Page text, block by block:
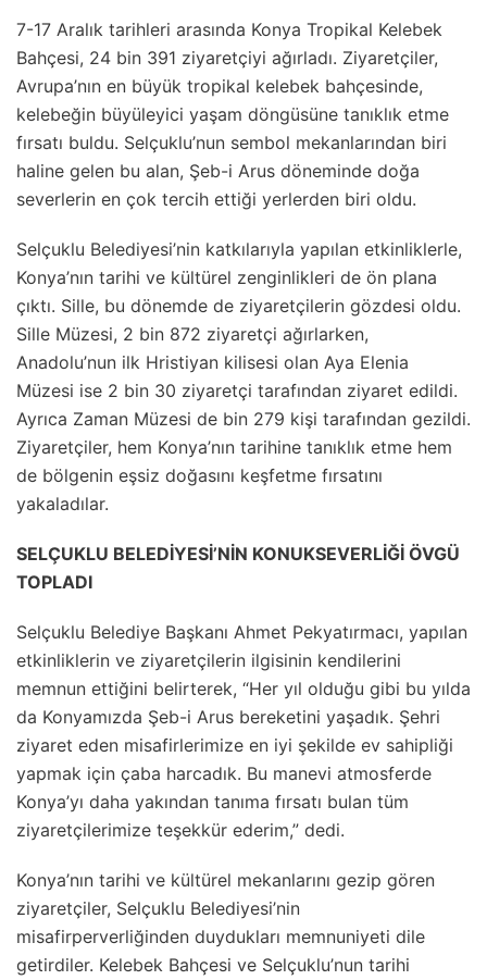
7-17 Aralık tarihleri arasında Konya Tropikal Kelebek
Bahçesi, 24 bin 391 ziyaretçiyi ağırladı. Ziyaretçiler,
Avrupa’nın en büyük tropikal kelebek bahçesinde,
kelebeğin büyüleyici yaşam döngüsüne tanıklık etme
fırsatı buldu. Selçuklu’nun sembol mekanlarından biri
haline gelen bu alan, Şeb-i Arus döneminde doğa
severlerin en çok tercih ettiği yerlerden biri oldu.
Selçuklu Belediyesi’nin katkılarıyla yapılan etkinliklerle,
Konya’nın tarihi ve kültürel zenginlikleri de ön plana
çıktı. Sille, bu dönemde de ziyaretçilerin gözdesi oldu.
Sille Müzesi, 2 bin 872 ziyaretçi ağırlarken,
Anadolu’nun ilk Hristiyan kilisesi olan Aya Elenia
Müzesi ise 2 bin 30 ziyaretçi tarafından ziyaret edildi.
Ayrıca Zaman Müzesi de bin 279 kişi tarafından gezildi.
Ziyaretçiler, hem Konya’nın tarihine tanıklık etme hem
de bölgenin eşsiz doğasını keşfetme fırsatını
yakaladılar.
SELÇUKLU BELEDİYESİ’NİN KONUKSEVERLİĞİ ÖVGÜ
TOPLADI
Selçuklu Belediye Başkanı Ahmet Pekyatırmacı, yapılan
etkinliklerin ve ziyaretçilerin ilgisinin kendilerini
memnun ettiğini belirterek, “Her yıl olduğu gibi bu yılda
da Konyamızda Şeb-i Arus bereketini yaşadık. Şehri
ziyaret eden misafirlerimize en iyi şekilde ev sahipliği
yapmak için çaba harcadık. Bu manevi atmosferde
Konya’yı daha yakından tanıma fırsatı bulan tüm
ziyaretçilerimize teşekkür ederim,” dedi.
Konya’nın tarihi ve kültürel mekanlarını gezip gören
ziyaretçiler, Selçuklu Belediyesi’nin
misafirperverliğinden duydukları memnuniyeti dile
getirdiler. Kelebek Bahçesi ve Selçuklu’nun tarihi